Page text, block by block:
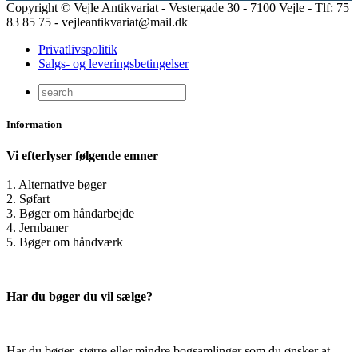
Copyright © Vejle Antikvariat - Vestergade 30 - 7100 Vejle - Tlf: 75
83 85 75 - vejleantikvariat@mail.dk
Privatlivspolitik
Salgs- og leveringsbetingelser
Information
Vi efterlyser følgende emner
1. Alternative bøger
2. Søfart
3. Bøger om håndarbejde
4. Jernbaner
5. Bøger om håndværk
Har du bøger du vil sælge?